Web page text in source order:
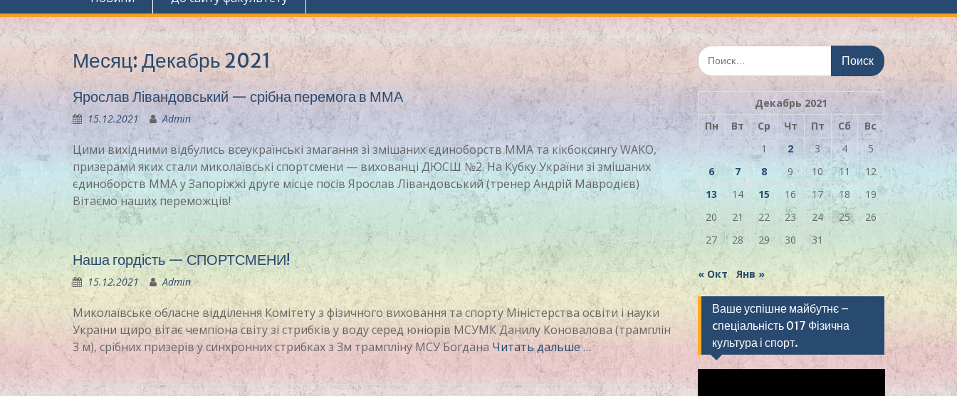
Месяц:Декабрь 2021
Ярослав Лівандовський — срібна перемога в ММА
15.12.2021 Admin
Цими вихідними відбулись всеукраїнські змагання зі змішаних єдиноборств ММА та кікбоксингу WAKO,
призерами яких стали миколаївські спортсмени — вихованці ДЮСШ №2. На Кубку України зі змішаних
єдиноборств ММА у Запоріжжі друге місце посів Ярослав Лівандовський (тренер Андрій Мавродієв)
Вітаємо наших переможців!
Наша гордість — СПОРТСМЕНИ!
15.12.2021 Admin
Миколаївське обласне відділення Комітету з фізичного виховання та спорту Міністерства освіти і науки
України щиро вітає чемпіона світу зі стрибків у воду серед юніорів МСУМК Данилу Коновалова (трамплін
3 м), срібних призерів у синхронних стрибках з 3м трампліну МСУ Богдана Читать дальше …
Искать:
Декабрь 2021
Пн
Вт Ср Чт Пт Сб
Вс
1
2 3 4
5
6
7 8 9 10 11
12
13
14 15 16 17 18
19
20
21 22 23 24 25
26
27
28 29 30 31
« Окт Янв »
Ваше успішне майбутнє –
cпеціальність 017 Фізична
культура і спорт.